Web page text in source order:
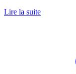
Lire la suite